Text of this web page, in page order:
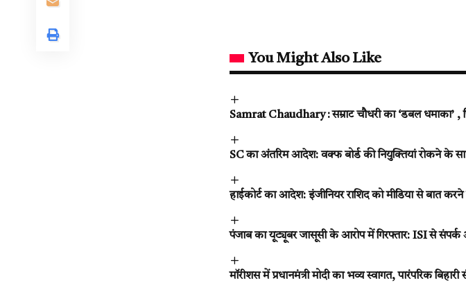
You Might Also Like
Samrat Chaudhary : सम्राट चौधरी का ‘डबल धमाका’ ,
SC का अंतरिम आदेश: वक्फ बोर्ड की नियुक्तियां रोकने के
हाईकोर्ट का आदेश: इंजीनियर राशिद को मीडिया से बात
पंजाब का यूट्यूबर जासूसी के आरोप में गिरफ्तार: ISI से
मॉरीशस में प्रधानमंत्री मोदी का भव्य स्वागत, पारंपरिक